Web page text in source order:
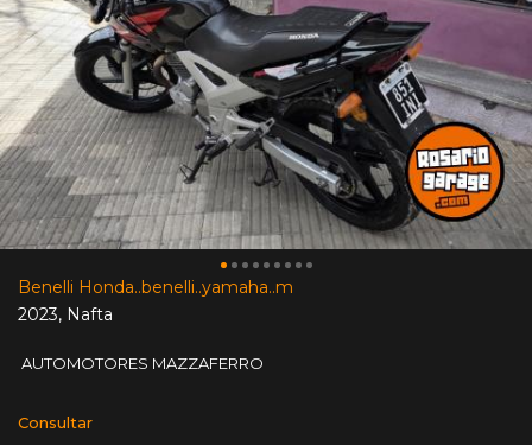
Benelli Honda..benelli..yamaha..m
2023, Nafta
AUTOMOTORES MAZZAFERRO
Consultar